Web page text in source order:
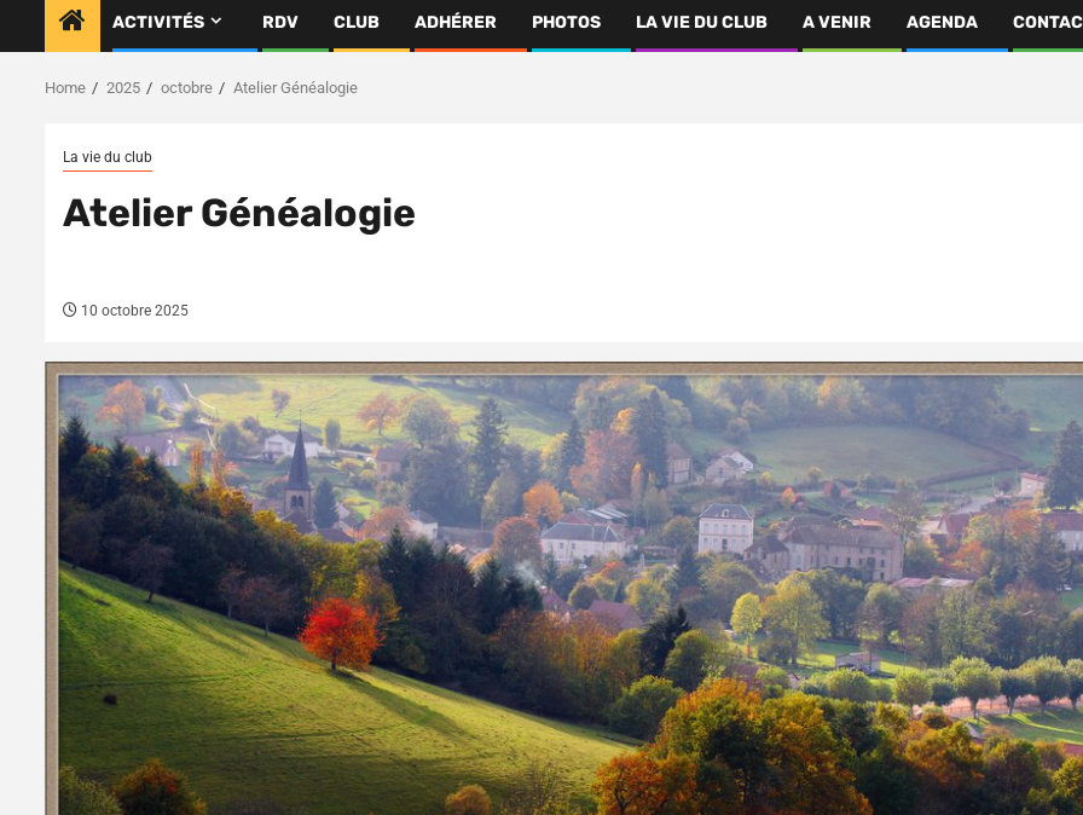
ACTIVITÉS RDV CLUB ADHÉRER PHOTOS LA VIE DU CLUB A VENIR AGENDA
Home 2025 octobre Atelier Généalogie
La vie du club
Atelier Généalogie
10 octobre 2025